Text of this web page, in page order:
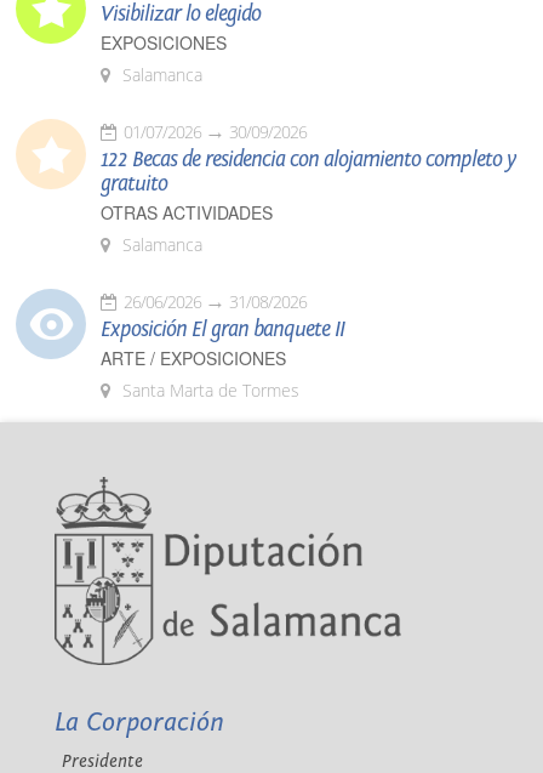
Visibilizar lo elegido
EXPOSICIONES
Salamanca
01/07/2026 30/09/2026
122 Becas de residencia con alojamiento completo y
gratuito
OTRAS ACTIVIDADES
Salamanca
26/06/2026 31/08/2026
Exposición El gran banquete II
ARTE / EXPOSICIONES
Santa Marta de Tormes
La Corporación
Presidente